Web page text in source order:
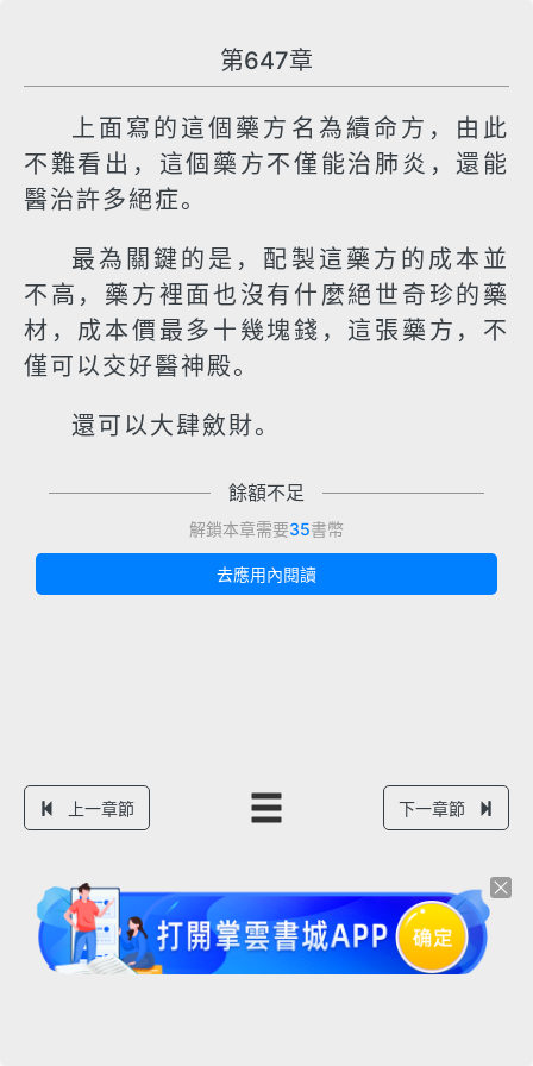
第647章
上面寫的這個藥方名為續命方，由此
不難看出，這個藥方不僅能治肺炎，還能
醫治許多絕症。
最為關鍵的是，配製這藥方的成本並
不高，藥方裡面也沒有什麼絕世奇珍的藥
材，成本價最多十幾塊錢，這張藥方，不
僅可以交好醫神殿。
還可以大肆斂財。
餘額不足
解鎖本章需要35書幣
去應用內閱讀
上一章節 下一章節